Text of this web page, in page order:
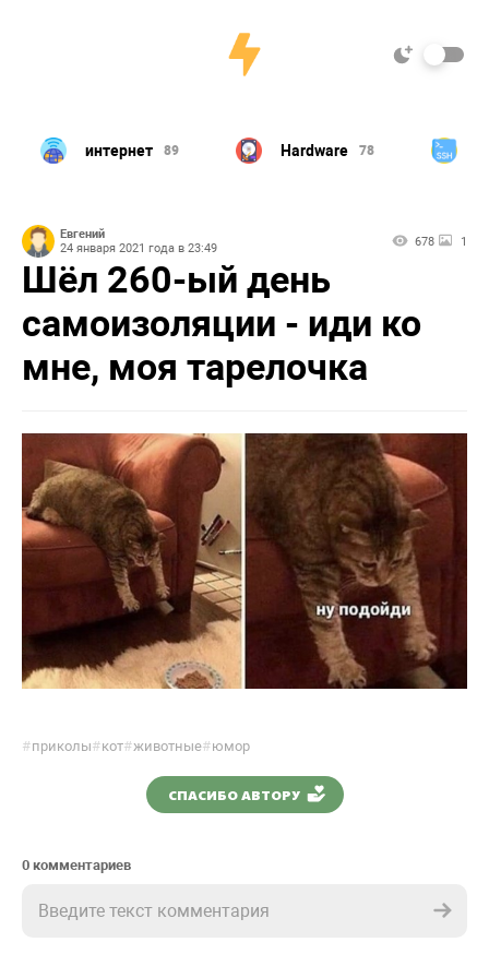
интернет 89 Hardware 78
Евгений
24 января 2021 года в 23:49
678 1
Шёл 260-ый день
самоизоляции - иди ко
мне, моя тарелочка
#приколы#кот#животные#юмор
СПАСИБО АВТОРУ
0 комментариев
Введите текст комментария